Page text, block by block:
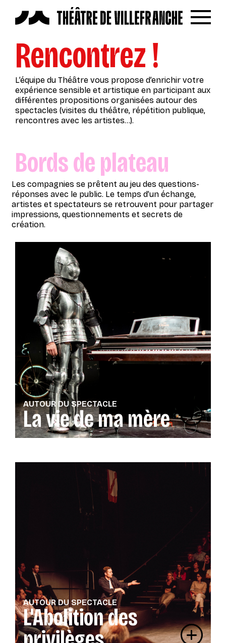
Menu
LES SPECTACLES
AUTOUR DES SPECTACLES
LE THÉÂTRE
ACTUALITÉS
VOTRE VENUE AU THÉÂTRE
À TÉLÉCHARGER
S’INSCRIRE À LA NEWSLETTER
Billetterie
Rencontrez !
L’équipe du Théâtre vous propose d’enrichir votre
expérience sensible et artistique en participant aux
différentes propositions organisées autour des
spectacles (visites du théâtre, répétition publique,
rencontres avec les artistes…).
Bords de plateau
Les compagnies se prêtent au jeu des questions-
réponses avec le public. Le temps d’un échange,
artistes et spectateurs se retrouvent pour partager
impressions, questionnements et secrets de
création.
AUTOUR DU SPECTACLE
La vie de ma mère
AUTOUR DU SPECTACLE
L'Abolition des